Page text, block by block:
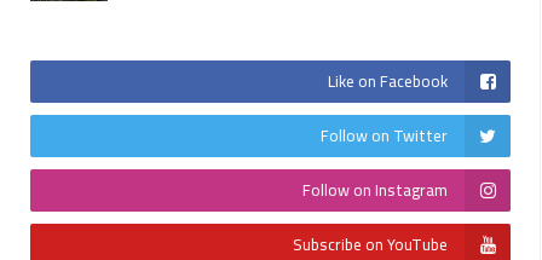
Like on Facebook
Follow on Twitter
Follow on Instagram
Subscribe on YouTube